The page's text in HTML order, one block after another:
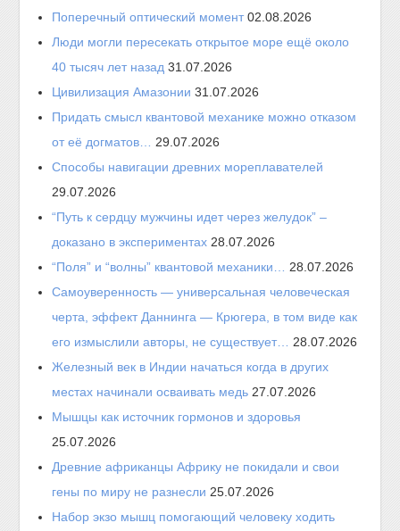
Поперечный оптический момент 02.08.2026
Люди могли пересекать открытое море ещё около
40 тысяч лет назад 31.07.2026
Цивилизация Амазонии 31.07.2026
Придать смысл квантовой механике можно отказом
от её догматов…
29.07.2026
Способы навигации древних мореплавателей
29.07.2026
“Путь к сердцу мужчины идет через желудок” –
доказано в экспериментах 28.07.2026
“Поля” и “волны” квантовой механики…
28.07.2026
Самоуверенность — универсальная человеческая
черта, эффект Даннинга — Крюгера, в том виде как
его измыслили авторы, не существует…
28.07.2026
Железный век в Индии начаться когда в других
местах начинали осваивать медь 27.07.2026
Мышцы как источник гормонов и здоровья
25.07.2026
Древние африканцы Африку не покидали и свои
гены по миру не разнесли 25.07.2026
Набор экзо мышц помогающий человеку ходить